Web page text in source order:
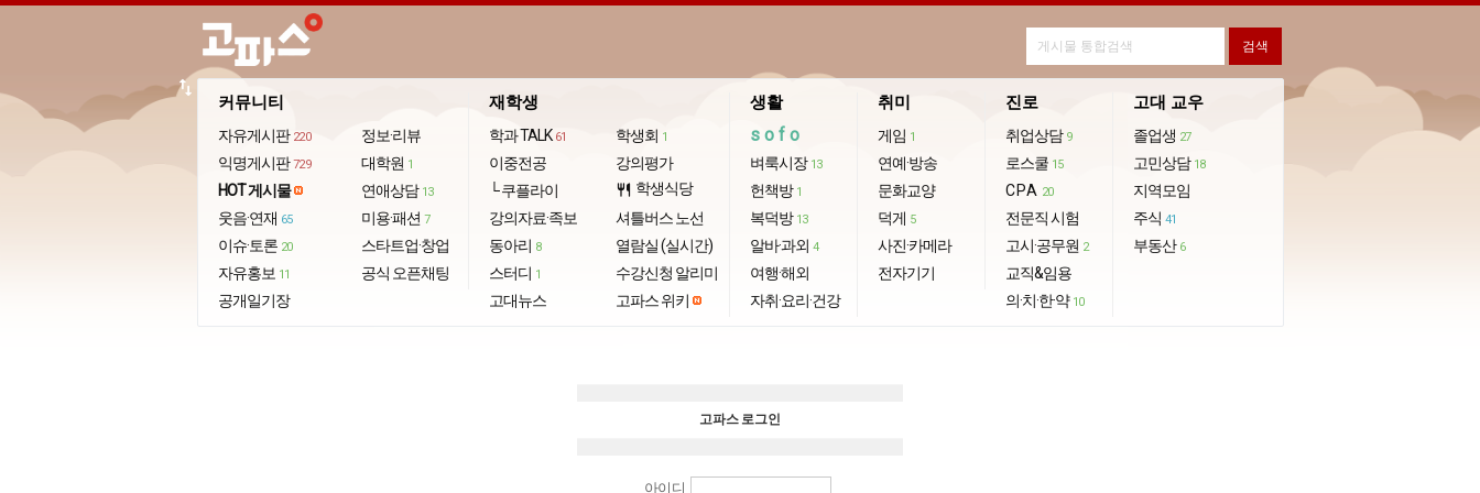
커뮤니티
자유게시판 220
익명게시판 729
HOT 게시물
웃음·연재 65
이슈·토론 20
자유홍보 11
공개일기장
정보·리뷰
대학원 1
연애상담 13
미용·패션 7
스타트업·창업
공식 오픈채팅
재학생
학과 TALK 61
이중전공
└ 쿠플라이
강의자료·족보
동아리 8
스터디 1
고대뉴스
학생회 1
강의평가
restaurant 학생식당
셔틀버스 노선
열람실 (실시간)
수강신청 알리미
고파스 위키
생활
sofo
벼룩시장 13
헌책방 1
복덕방 13
알바·과외 4
여행·해외
자취·요리·건강
취미
게임 1
연예·방송
문화교양
덕게 5
사진·카메라
전자기기
진로
취업상담 9
로스쿨 15
CPA 20
전문직 시험
고시·공무원 2
교직&임용
의·치·한·약 10
고대 교우
졸업생 27
고민상담 18
지역모임
주식 41
부동산 6
import_export
고파스 로그인
아이디